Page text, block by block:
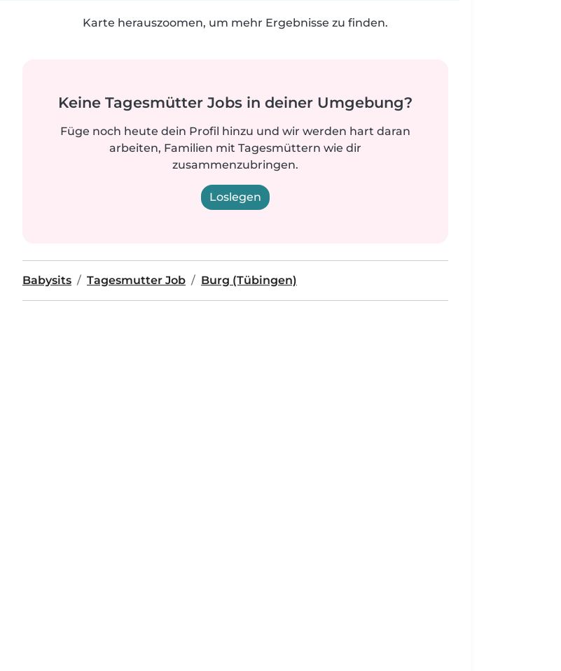
Karte herauszoomen, um mehr Ergebnisse zu finden.
Keine Tagesmütter Jobs in deiner Umgebung?
Füge noch heute dein Profil hinzu und wir werden hart daran
arbeiten, Familien mit Tagesmüttern wie dir
zusammenzubringen.
Loslegen
Babysits Tagesmutter Job Burg (Tübingen)